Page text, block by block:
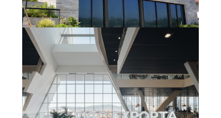
VIVIENDA UNIFAMILIAR
(GARRAF)
Més informació